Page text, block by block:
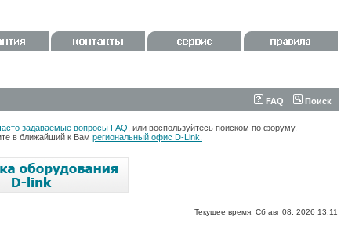
FAQ Поиск
задаваемые вопросы FAQ , или воспользуйтесь поиском по форуму.
в ближайший к Вам региональный офис D-Link.
Текущее время: Сб авг 08, 2026 13:11